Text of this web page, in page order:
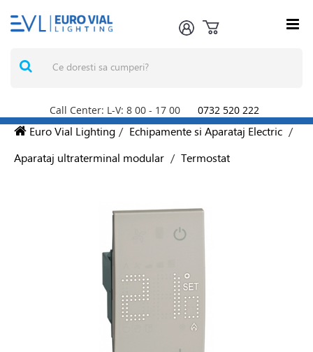
Call Center: L-V: 8 00 - 17 00 0732 520 222
Euro Vial Lighting / Echipamente si Aparataj Electric /
Aparataj ultraterminal modular / Termostat